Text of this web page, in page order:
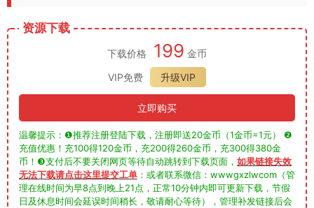
资源下载
下载价格 199 金币
VIP免费
升级VIP
立即购买
温馨提示：❶推荐注册登陆下载，注册即送20金币（1金币=1元） ❷
充值优惠！充100得120金币，充200得260金币，充300得380金
币！❸支付后不要关闭网页等待自动跳转到下载页面， 如果链接失效
无法下载请点击这里提交工单 ：或者联系微信：wwwgxzlwcom（管
理在线时间为早8点到晚上21点，正常10分钟内即可更新下载，节假
日及休息时间会延误时间稍长，敬请耐心等待），管理补发链接后会